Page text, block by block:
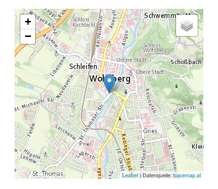
+
−
Leaflet | Datenquelle: basemap.at